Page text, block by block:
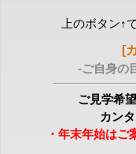
上のボタン↑
[
-ご自身の
ご見学希
カン
・年末年始はご